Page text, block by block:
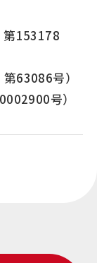
153178
63086号）
号）